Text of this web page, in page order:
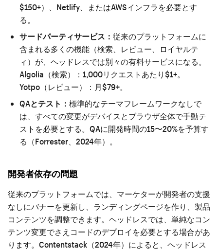
$150+）、Netlify、またはAWSインフラを必要とす
る。
サードパーティサービス： 従来のプラットフォームに
含まれる多くの機能（検索、レビュー、ロイヤルテ
ィ）が、ヘッドレスでは別々の有料サービスになる。
Algolia（検索）：1,000リクエストあたり$1+。
Yotpo（レビュー）：月$79+。
QAとテスト： 標準的なテーマフレームワークなしで
は、すべての変更がデバイスとブラウザ全体で手動テ
ストを必要とする。QAに開発時間の15〜20%を予算す
る（Forrester、2024年）。
開発者依存の問題
従来のプラットフォームでは、マーケターが開発者の支援
なしにバナーを更新し、ランディングページを作り、製品
コンテンツを調整できます。ヘッドレスでは、単純なコン
テンツ変更でさえコードのデプロイを必要とする場合があ
ります。Contentstack（2024年）によると、ヘッドレス